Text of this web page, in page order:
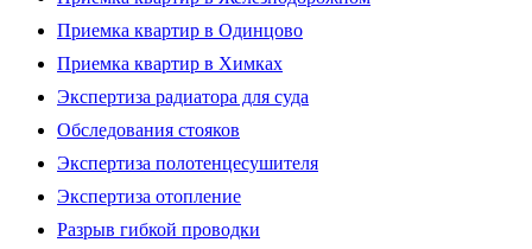
Приемка квартир в Одинцово
Приемка квартир в Химках
Экспертиза радиатора для суда
Обследования стояков
Экспертиза полотенцесушителя
Экспертиза отопление
Разрыв гибкой проводки